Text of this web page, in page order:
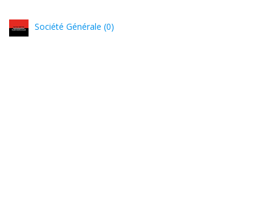
Société Générale (0)